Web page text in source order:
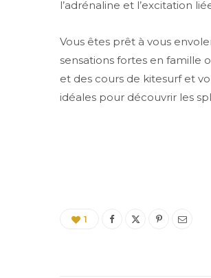
l’adrénaline et l’excitation
Vous êtes prêt à vous
sensations fortes en famille
et des cours de kitesurf et
idéales pour découvrir les
1